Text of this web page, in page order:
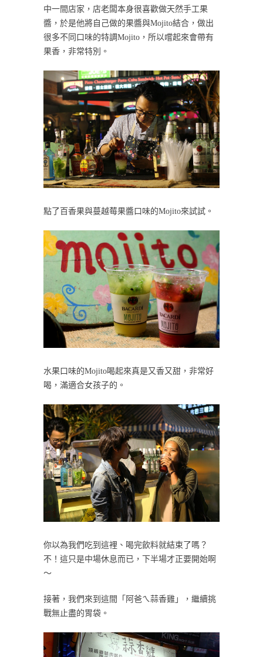
中一間店家，店老闆本身很喜歡做天然手工果
醬，於是他將自己做的果醬與Mojito結合，做出
很多不同口味的特調Mojito，所以嚐起來會帶有
果香，非常特別。
點了百香果與蔓越莓果醬口味的Mojito來試試。
水果口味的Mojito喝起來真是又香又甜，非常好
喝，滿適合女孩子的。
你以為我們吃到這裡、喝完飲料就結束了嗎？
不！這只是中場休息而已，下半場才正要開始啊
～
接著，我們來到這間「阿爸ㄟ蒜香雞」，繼續挑
戰無止盡的胃袋。